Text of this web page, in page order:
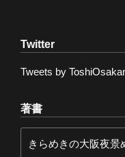
Twitter
Tweets by
著書
きらめきの大阪夜景